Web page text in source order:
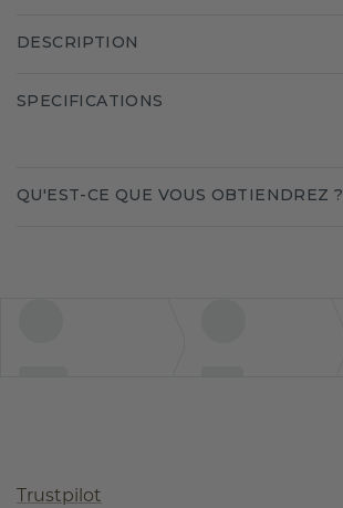
DESCRIPTION
SPECIFICATIONS
QU'EST-CE QUE VOUS OBTIENDREZ ?
Trustpilot